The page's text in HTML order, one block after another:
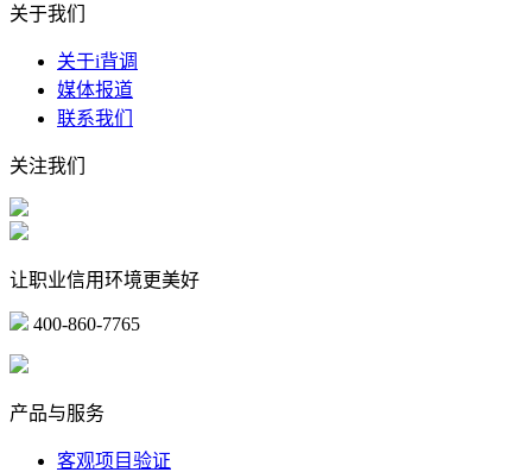
关于我们
关于i背调
媒体报道
联系我们
关注我们
让职业信用环境更美好
400-860-7765
产品与服务
客观项目验证